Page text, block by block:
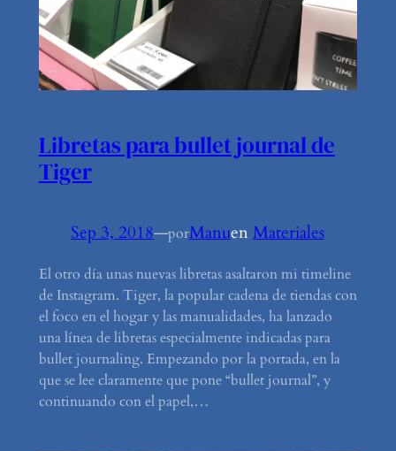
Libretas para bullet journal de
Tiger
Sep 3, 2018—porManuenMateriales
El otro día unas nuevas libretas asaltaron mi timeline
de Instagram. Tiger, la popular cadena de tiendas con
el foco en el hogar y las manualidades, ha lanzado
una línea de libretas especialmente indicadas para
bullet journaling. Empezando por la portada, en la
que se lee claramente que pone “bullet journal”, y
continuando con el papel,…